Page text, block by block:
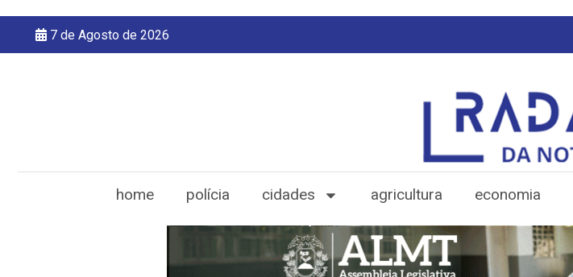
7 de Agosto de 2026
home polícia cidades agricultura economia